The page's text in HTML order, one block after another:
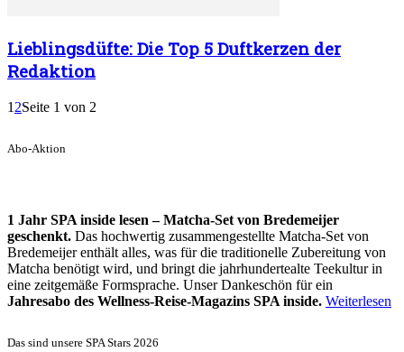
Lieblingsdüfte: Die Top 5 Duftkerzen der
Redaktion
1 2Seite 1 von 2
Abo-Aktion
1 Jahr SPA inside lesen – Matcha-Set von Bredemeijer
geschenkt. Das hochwertig zusammengestellte Matcha-Set von
Bredemeijer enthält alles, was für die traditionelle Zubereitung von
Matcha benötigt wird, und bringt die jahrhundertealte Teekultur in
eine zeitgemäße Formsprache. Unser Dankeschön für ein
Jahresabo des Wellness-Reise-Magazins SPA inside. Weiterlesen
Das sind unsere SPA Stars 2026